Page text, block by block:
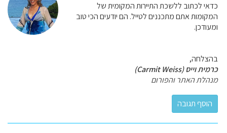
כדאי לכתוב ללשכת התיירות המקומית של
המקומות אתם מתכננים לטייל. הם יודעים הכי טוב
ומעודכן.
בהצלחה,
כרמית וייס (Carmit Weiss)
מנהלת האתר והפורום